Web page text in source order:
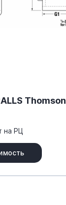
Thomson
на РЦ